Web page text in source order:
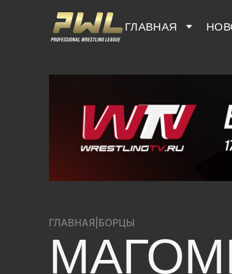
ГЛАВНАЯ
ГЛАВНАЯ БОРЦЫ